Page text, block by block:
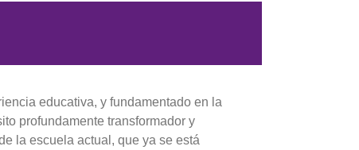
educativa, y fundamentado en la
profundamente transformador y
la escuela actual, que ya se está